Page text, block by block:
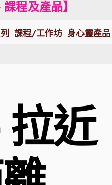
程及產品】
課程/工作坊 身心靈產品
近